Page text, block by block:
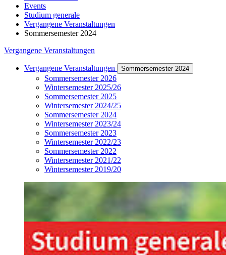
Events
Studium generale
Vergangene Veranstaltungen
Sommersemester 2024
Vergangene Veranstaltungen
Vergangene Veranstaltungen Sommersemester 2024
Sommersemester 2026
Wintersemester 2025/26
Sommersemester 2025
Wintersemester 2024/25
Sommersemester 2024
Wintersemester 2023/24
Sommersemester 2023
Wintersemester 2022/23
Sommersemester 2022
Wintersemester 2021/22
Wintersemester 2019/20